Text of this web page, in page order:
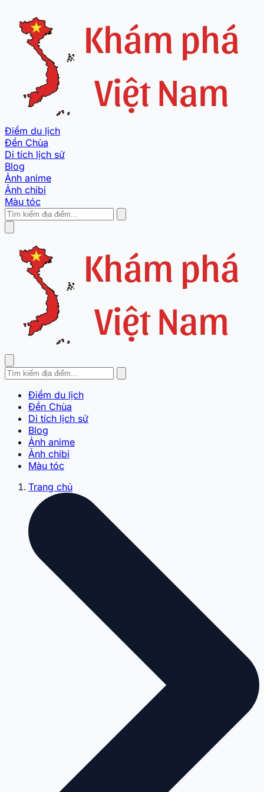
Điểm du lịch
Đền Chùa
Di tích lịch sử
Blog
Ảnh anime
Ảnh chibi
Màu tóc
Điểm du lịch
Đền Chùa
Di tích lịch sử
Blog
Ảnh anime
Ảnh chibi
Màu tóc
Trang chủ